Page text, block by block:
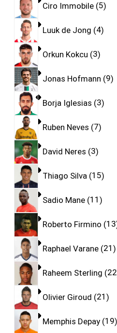
Ciro Immobile 5
Luuk de Jong 4
Orkun Kokcu 3
Jonas Hofmann 9
Borja Iglesias 3
Ruben Neves 7
David Neres 3
Thiago Silva 15
Sadio Mane 11
Roberto Firmino 13
Raphael Varane 21
Raheem Sterling 22
Olivier Giroud 21
Memphis Depay 19